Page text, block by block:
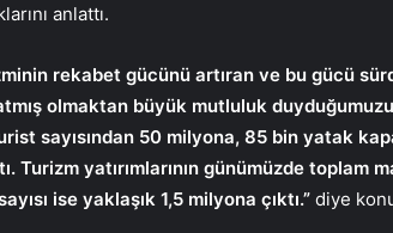
anlattı.
rekabet gücünü artıran ve bu gücü
olmaktan büyük mutluluk
sayısından 50 milyona, 85 bin yatak
Turizm yatırımlarının günümüzde toplam
ise yaklaşık 1,5 milyona çıktı.” diye